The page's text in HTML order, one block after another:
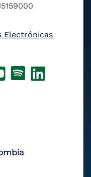
Electrónicas